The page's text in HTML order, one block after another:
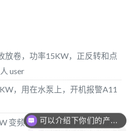
放卷，功率15KW，正反转和点
user
，用在水泵上，开机报警A11
变频器驱动输送带，需要两路
你们是怎么收费的呢？